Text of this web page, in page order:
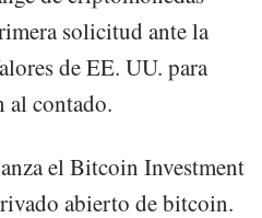
solicitud ante la
de EE. UU. para
al contado.
el Bitcoin Investment
abierto de bitcoin.